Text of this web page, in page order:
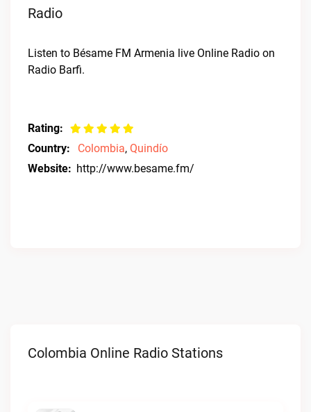
Radio
Listen to Bésame FM Armenia live Online Radio on
Radio Barfi.
Rating:
Country:
Colombia, Quindío
Website: http://www.besame.fm/
Colombia Online Radio Stations